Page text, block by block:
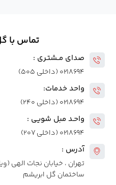
تماس با
صدای مــشتـری :
۰۲۱۸۶۹۴ (داخلی ۵۰۵)
واحد خدمات:
۰۲۱۸۶۹۴ (داخلی ۲۴۰)
واحـد مبل شویی :
۰۲۱۸۶۹۴ (داخلی ۲۰۷)
آدرس :
تهران ، خیابان نجات الهی
ساختمان گل ابریشم